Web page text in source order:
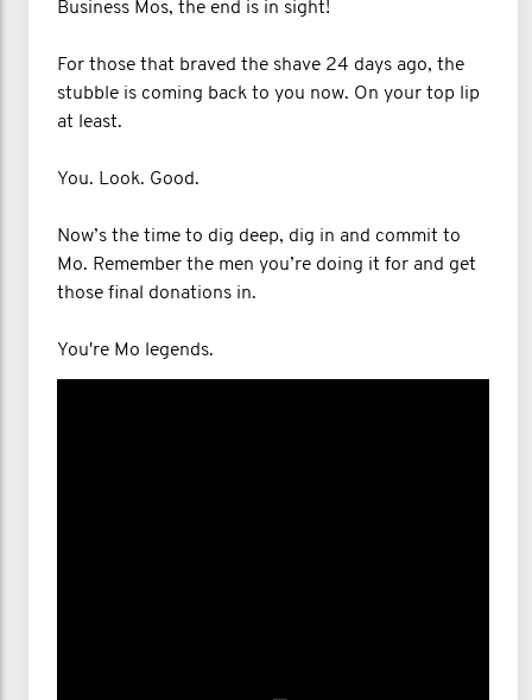
Business Mos, the end is in sight!
For those that braved the shave 24 days ago, the
stubble is coming back to you now. On your top lip
at least.
You. Look. Good.
Now’s the time to dig deep, dig in and commit to
Mo. Remember the men you’re doing it for and get
those final donations in.
You're Mo legends.